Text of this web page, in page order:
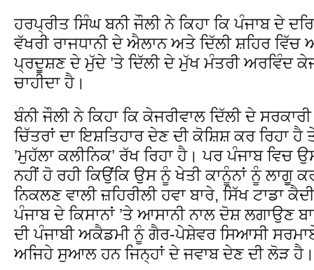
ਹਰਪ੍ਰੀਤ ਸਿੰਘ ਬਨੀ ਜੌਲੀ ਨੇ ਕਿਹਾ ਕਿ ਪੰਜਾਬ ਦੇ
ਵੱਖਰੀ ਰਾਜਧਾਨੀ ਦੇ ਐਲਾਨ ਅਤੇ ਦਿੱਲੀ ਸ਼ਹਿਰ
ਪ੍ਰਦੂਸ਼ਣ ਦੇ ਮੁੱਦੇ ’ਤੇ ਦਿੱਲੀ ਦੇ ਮੁੱਖ ਮੰਤਰੀ ਅਰਵਿੰਦ
ਚਾਹੀਦਾ ਹੈ।
ਬੰਨੀ ਜੌਲੀ ਨੇ ਕਿਹਾ ਕਿ ਕੇਜਰੀਵਾਲ ਦਿੱਲੀ ਦੇ
ਚਿੱਤਰਾਂ ਦਾ ਇਸ਼ਤਿਹਾਰ ਦੇਣ ਦੀ ਕੋਸ਼ਿਸ਼ ਕਰ ਰਿਹਾ
’ਮੁਹੱਲਾ ਕਲੀਨਿਕ’ ਰੱਖ ਰਿਹਾ ਹੈ। ਪਰ ਪੰਜਾਬ ਵਿਚ
ਨਹੀਂ ਹੋ ਰਹੀ ਕਿਉਂਕਿ ਉਸ ਨੂੰ ਖੇਤੀ ਕਾਨੂੰਨਾਂ ਨੂੰ ਲਾਗੂ
ਨਿਕਲਣ ਵਾਲੀ ਜ਼ਹਿਰੀਲੀ ਹਵਾ ਬਾਰੇ, ਸਿੱਖ ਟਾਡਾ
ਪੰਜਾਬ ਦੇ ਕਿਸਾਨਾਂ ’ਤੇ ਆਸਾਨੀ ਨਾਲ ਦੋਸ਼ ਲਗਾਉਣ
ਦੀ ਪੰਜਾਬੀ ਅਕੈਡਮੀ ਨੂੰ ਗੈਰ-ਪੇਸ਼ੇਵਰ ਸਿਆਸੀ
ਅਜਿਹੇ ਸੁਆਲ ਹਨ ਜਿਨ੍ਹਾਂ ਦੇ ਜਵਾਬ ਦੇਣ ਦੀ ਲੋੜ ਹੈ।